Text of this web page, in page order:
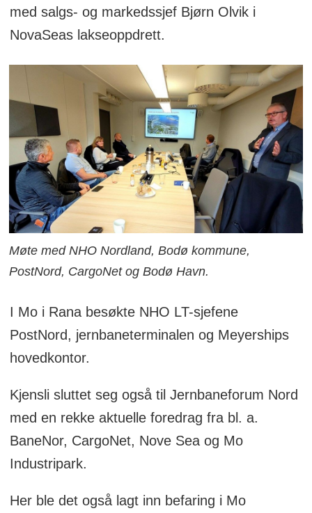
med salgs- og markedssjef Bjørn Olvik i
NovaSeas lakseoppdrett.
Møte med NHO Nordland, Bodø kommune,
PostNord, CargoNet og Bodø Havn.
I Mo i Rana besøkte NHO LT-sjefene
PostNord, jernbaneterminalen og Meyerships
hovedkontor.
Kjensli sluttet seg også til Jernbaneforum Nord
med en rekke aktuelle foredrag fra bl. a.
BaneNor, CargoNet, Nove Sea og Mo
Industripark.
Her ble det også lagt inn befaring i Mo